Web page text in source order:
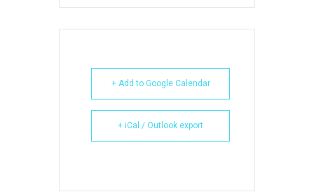
+ Add to Google Calendar
+ iCal / Outlook export